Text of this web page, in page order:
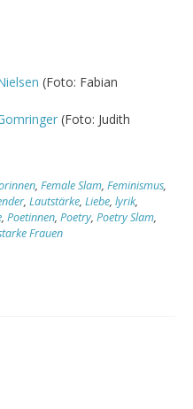
(Foto: Fabian
(Foto: Judith
, Female Slam, Feminismus,
, Lautstärke, Liebe, lyrik,
, Poetinnen, Poetry, Poetry Slam,
Frauen